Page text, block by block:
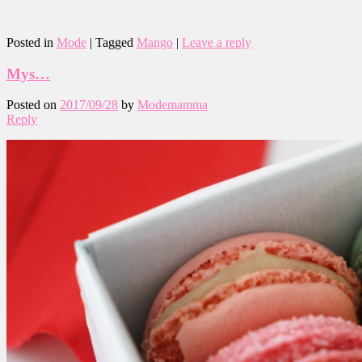
Posted in Mode | Tagged Mango | Leave a reply
Mys…
Posted on 2017/09/28 by Modemamma
Reply